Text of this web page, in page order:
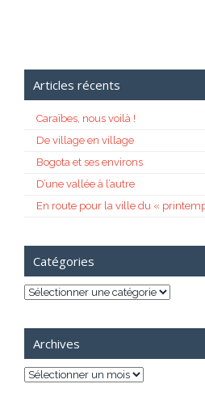
Articles récents
Caraïbes, nous voilà !
De village en village
Bogota et ses environs
D’une vallée à l’autre
En route pour la ville du «
Catégories
Catégories
Archives
Archives